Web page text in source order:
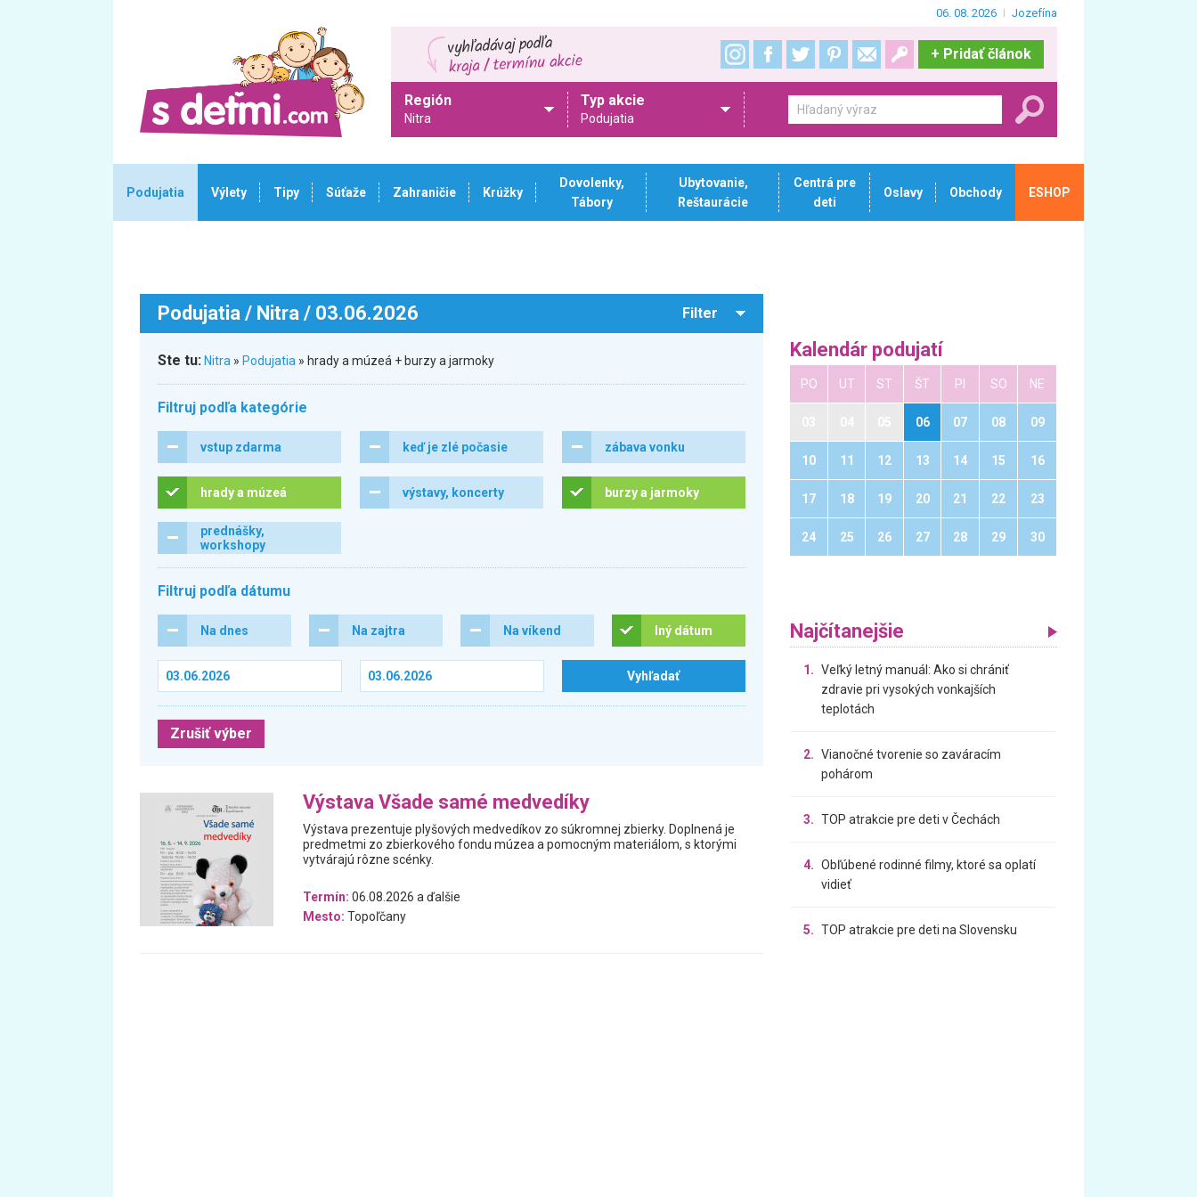
06. 08. 2026 Jozefína
+ Pridať článok
Región
Nitra
Typ akcie
Podujatia
Podujatia Výlety Tipy Súťaže Zahraničie Krúžky
Dovolenky,
Tábory
Ubytovanie,
Reštaurácie
Centrá pre
deti
Oslavy Obchody ESHOP
Podujatia / Nitra / 03.06.2026 Filter
Ste tu: Nitra » Podujatia » hrady a múzeá + burzy a jarmoky
Filtruj podľa kategórie
vstup zdarma keď je zlé počasie zábava vonku
hrady a múzeá výstavy, koncerty burzy a jarmoky
prednášky,
workshopy
Filtruj podľa dátumu
Na dnes Na zajtra Na víkend Iný dátum
Zrušiť výber
Výstava Všade samé medvedíky
Výstava prezentuje plyšových medvedíkov zo súkromnej zbierky. Doplnená je
predmetmi zo zbierkového fondu múzea a pomocným materiálom, s ktorými
vytvárajú rôzne scénky.
Termín: 06.08.2026 a ďalšie
Mesto: Topoľčany
Kalendár podujatí
PO UT ST ŠT PI SO NE
06 07 08 09
10 11 12 13 14 15 16
17 18 19 20 21 22 23
24 25 26 27 28 29 30
Najčítanejšie
1. Veľký letný manuál: Ako si chrániť
zdravie pri vysokých vonkajších
teplotách
2. Vianočné tvorenie so zaváracím
pohárom
3. TOP atrakcie pre deti v Čechách
4. Obľúbené rodinné filmy, ktoré sa oplatí
vidieť
5. TOP atrakcie pre deti na Slovensku